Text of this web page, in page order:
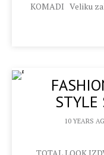
KOMADI Veliku
STYLE
10 YEARS